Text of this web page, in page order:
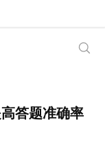
答题准确率